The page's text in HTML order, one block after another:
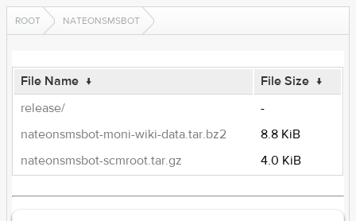
ROOT NATEONSMSBOT
File Name ↓ File Size ↓
release/
-
nateonsmsbot-moni-wiki-data.tar.bz2
8.8 KiB
nateonsmsbot-scmroot.tar.gz
4.0 KiB